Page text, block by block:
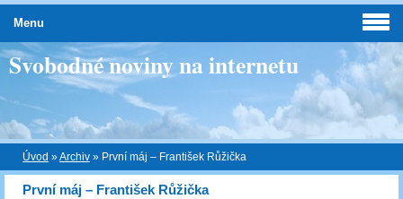
Svobodné noviny na internetu
Úvod »Archiv » První máj – František Růžička
První máj – František Růžička
Menu